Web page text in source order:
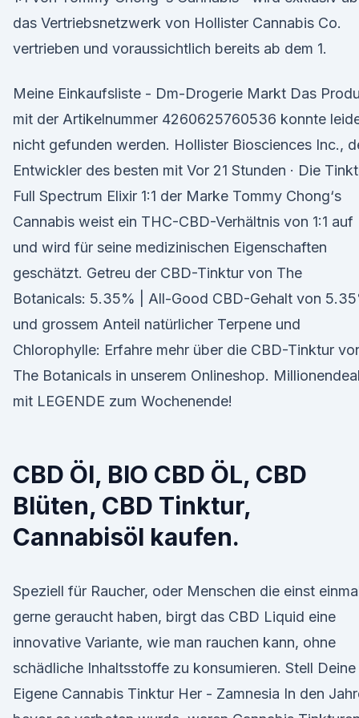
das Vertriebsnetzwerk von Hollister Cannabis Co.
vertrieben und voraussichtlich bereits ab dem 1.
Meine Einkaufsliste - Dm-Drogerie Markt Das
mit der Artikelnummer 4260625760536 konnte
nicht gefunden werden. Hollister Biosciences Inc.,
Entwickler des besten mit Vor 21 Stunden · Die
Full Spectrum Elixir 1:1 der Marke Tommy Chong‘s
Cannabis weist ein THC-CBD-Verhältnis von 1:1 auf
und wird für seine medizinischen Eigenschaften
geschätzt. Getreu der CBD-Tinktur von The
Botanicals: 5.35% | All-Good CBD-Gehalt von
und grossem Anteil natürlicher Terpene und
Chlorophylle: Erfahre mehr über die CBD-Tinktur
The Botanicals in unserem Onlineshop. Millionendeal
mit LEGENDE zum Wochenende!
CBD Öl, BIO CBD ÖL, CBD
Blüten, CBD Tinktur,
Cannabisöl kaufen.
Speziell für Raucher, oder Menschen die einst
gerne geraucht haben, birgt das CBD Liquid eine
innovative Variante, wie man rauchen kann, ohne
schädliche Inhaltsstoffe zu konsumieren. Stell Deine
Eigene Cannabis Tinktur Her - Zamnesia In den